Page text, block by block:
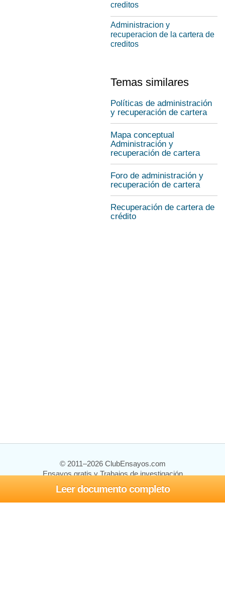
Leer documento completo
creditos
Administracion y
recuperacion de la cartera de
creditos
Temas similares
Políticas de administración
y recuperación de cartera
Mapa conceptual
Administración y
recuperación de cartera
Foro de administración y
recuperación de cartera
Recuperación de cartera de
crédito
© 2011–2026 ClubEnsayos.com
Ensayos gratis y Trabajos de investigación